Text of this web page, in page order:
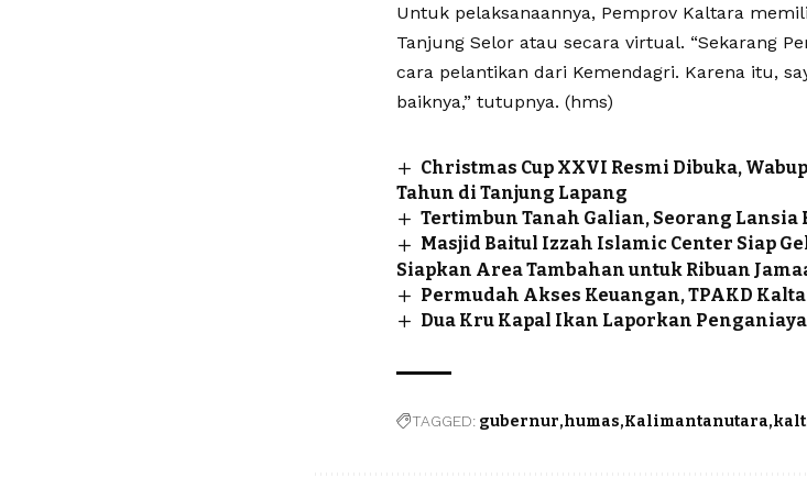
Untuk pelaksanaannya, Pemprov Kaltara
Tanjung Selor atau secara virtual. “Sekarang
cara pelantikan dari Kemendagri. Karena itu,
baiknya,” tutupnya. (hms)
Christmas Cup XXVI Resmi Dibuka,
Tahun di Tanjung Lapang
Tertimbun Tanah Galian, Seorang
Masjid Baitul Izzah Islamic Center Siap
Siapkan Area Tambahan untuk Ribuan
Permudah Akses Keuangan, TPAKD
Dua Kru Kapal Ikan Laporkan
TAGGED: gubernur humas Kalimantanutara